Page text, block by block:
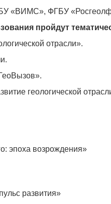
«ВИМС», ФГБУ
пройдут
отрасли».
геологической
эпоха возрождения»
развития»